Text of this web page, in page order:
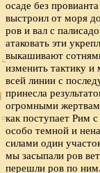
осаде без
выстроил от моря
ров и вал с
атаковать эти
выкашивают
изменить тактику
всей линии с
принесла
огромными
как поступает Рим
особо темной и
силами один
мы засыпали ров
перешли ров по